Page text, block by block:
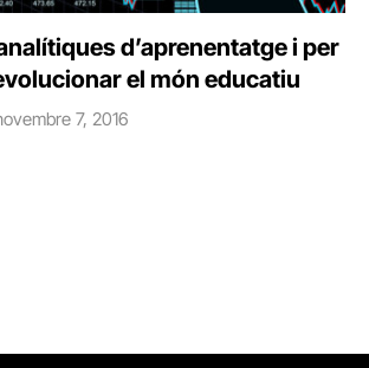
d’aprenentatge i per
el món educatiu
7, 2016